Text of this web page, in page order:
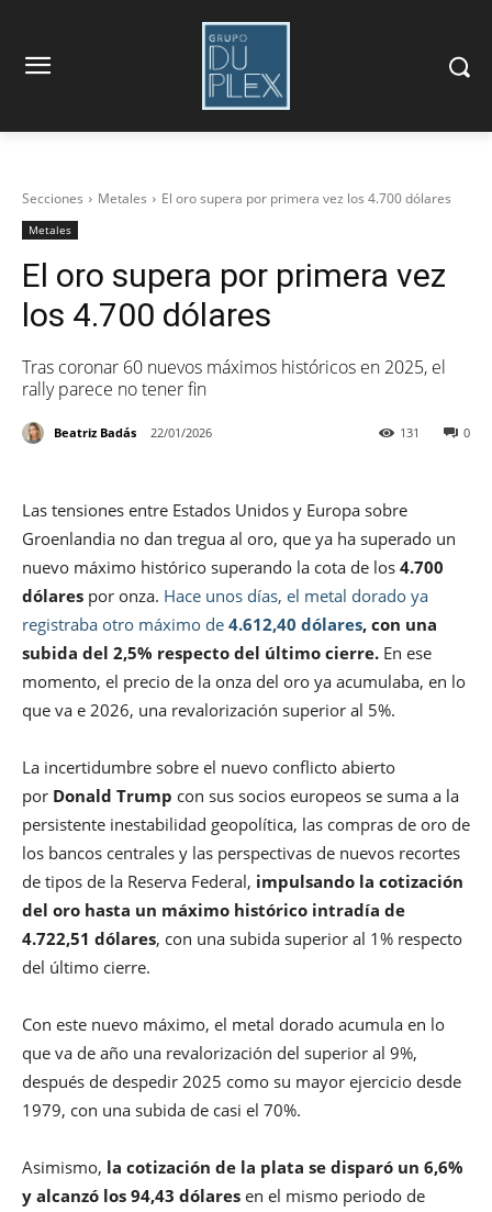
Secciones Metales El oro supera por primera vez los 4.700 dólares
Metales
El oro supera por primera vez
los 4.700 dólares
Tras coronar 60 nuevos máximos históricos en 2025, el
rally parece no tener fin
Beatriz Badás 22/01/2026 0
131
Las tensiones entre Estados Unidos y Europa sobre
Groenlandia no dan tregua al oro, que ya ha superado un
nuevo máximo histórico superando la cota de los 4.700
dólares por onza. Hace unos días, el metal dorado ya
registraba otro máximo de 4.612,40 dólares, con una
subida del 2,5% respecto del último cierre. En ese
momento, el precio de la onza del oro ya acumulaba, en lo
que va e 2026, una revalorización superior al 5%.
La incertidumbre sobre el nuevo conflicto abierto
por Donald Trump con sus socios europeos se suma a la
persistente inestabilidad geopolítica, las compras de oro de
los bancos centrales y las perspectivas de nuevos recortes
de tipos de la Reserva Federal, impulsando la cotización
del oro hasta un máximo histórico intradía de
4.722,51 dólares, con una subida superior al 1% respecto
del último cierre.
Con este nuevo máximo, el metal dorado acumula en lo
que va de año una revalorización del superior al 9%,
después de despedir 2025 como su mayor ejercicio desde
1979, con una subida de casi el 70%.
Asimismo, la cotización de la plata se disparó un 6,6%
y alcanzó los 94,43 dólares en el mismo periodo de